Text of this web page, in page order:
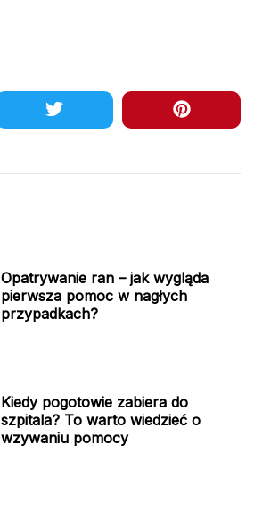
Opatrywanie ran – jak wygląda
pierwsza pomoc w nagłych
przypadkach?
Kiedy pogotowie zabiera do
szpitala? To warto wiedzieć o
wzywaniu pomocy